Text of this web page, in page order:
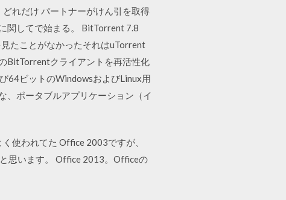
れだけ パートナーがけん引を取得
関してで始まる。 BitTorrent 7.8
たことがなかったそれはuTorrent
BitTorrentクライアントを再活性化
64ビットのWindowsおよびLinux用
、ポータブルアプリケーション（イ
使われてた Office 2003ですが、
思います。 Office 2013。Officeの